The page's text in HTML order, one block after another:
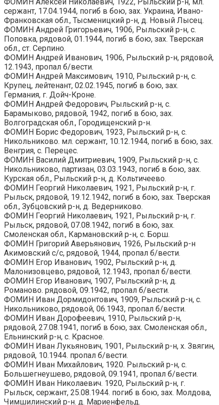
сержант, 17.04.1944, погиб в бою, зах. Украина, Ивано-
Франковская обл., Тысменицкий р-н, д. Новый Лысец.
ФОМИН Андрей Григорьевич, 1906, Рыльский р-н, с.
Поповка, рядовой, 01.1944, погиб в бою, зах. Тверская
обл., ст. Серпино.
ФОМИН Андрей Иванович, 1906, Рыльский р-н, рядовой,
12.1943, пропал б/вести.
ФОМИН Андрей Максимович, 1910, Рыльский р-н, с.
Крупец, лейтенант, 02.02.1945, погиб в бою, зах.
Германия, г. Дойч-Кроне.
ФОМИН Андрей Федорович, Рыльский р-н, с.
Барамыково, рядовой, 1942, погиб в бою, зах.
Волгоградская обл., Городищенский р-н.
ФОМИН Борис Федорович, 1923, Рыльский р-н, с.
Никольниково. мл. сержант, 10.12.1944, погиб в бою, зах.
Венгрия, с. Перецес.
ФОМИН Василий Дмитриевич, 1909, Рыльский р-н, с.
Никольниково, партизан, 03.03.1943, погиб в бою, зах.
Курская обл., Рыльский р-н, д. Кольтичеево.
ФОМИН Георгий Николаевич, 1921, Рыльский р-н, г.
Рыльск, рядовой, 19.12.1942, погиб в бою, зах. Тверская
обл., Зубцовский р-н, д. Ведерниково.
ФОМИН Георгий Николаевич, 1921, Рыльский р-н, г.
Рыльск, рядовой, 07.08.1942, погиб в бою, зах.
Смоленская обл., Кармановский р-н, с. Борш.
ФОМИН Григорий Аверьянович, 1926, Рыльский р-н
Акимовский с/с, рядовой, 1944, пропал б/вести.
ФОМИН Егор Иванович, 1902, Рыльский р-н, д.
Малонизовцево, рядовой, 12.1943, пропал б/вести.
ФОМИН Егор Иванович, 1907, Рыльский р-н, д.
Романово. рядовой, 09.1942, пропал б/вести.
ФОМИН Иван Дормидонтович, 1909, Рыльский р-н, с.
Никольниково, рядовой, 06.1943, пропал б/вести.
ФОМИН Иван Дорофеевич, 1910, Рыльский р-н,
рядовой, 27.08.1941, погиб в бою, зах. Смоленская обл.,
Ельнинский р-н, с. Красное.
ФОМИН Иван Лукьянович, 1901, Рыльский р-н, х. Звягин,
рядовой, 10.1944. пропал б/вести.
ФОМИН Иван Михайлович, 1920. Рыльский р-н, с.
Большегнеушево, рядовой, 09.1941, пропал б/вести.
ФОМИН Иван Николаевич. 1920, Рыльский р-н, г.
Рыльск, сержант, 25.08.1944. погиб в бою, зах. Молдова,
Чимшилинский р-н. д. Мариенфельд.